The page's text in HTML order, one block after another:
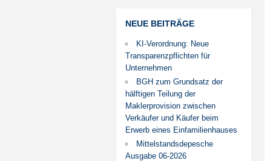
NEUE BEITRÄGE
KI-Verordnung: Neue
Transparenzpflichten für
Unternehmen
BGH zum Grundsatz der
hälftigen Teilung der
Maklerprovision zwischen
Verkäufer und Käufer beim
Erwerb eines Einfamilienhauses
Mittelstandsdepesche
Ausgabe 06-2026